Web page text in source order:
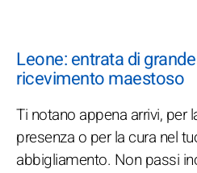
Leone: entrata di
ricevimento maestoso
Ti notano appena arrivi, per
presenza o per la cura nel
abbigliamento. Non passi